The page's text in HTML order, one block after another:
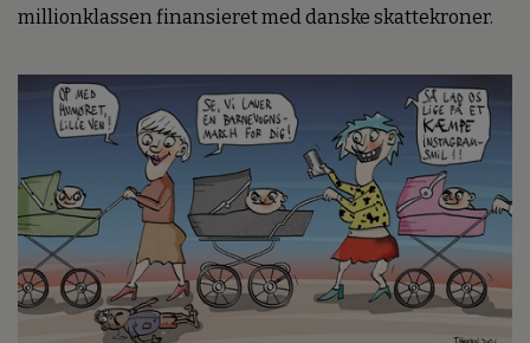
millionklassen finansieret med danske skattekroner.